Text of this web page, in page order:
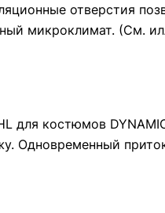
отверстия
микроклимат. (См.
для костюмов
Одновременный